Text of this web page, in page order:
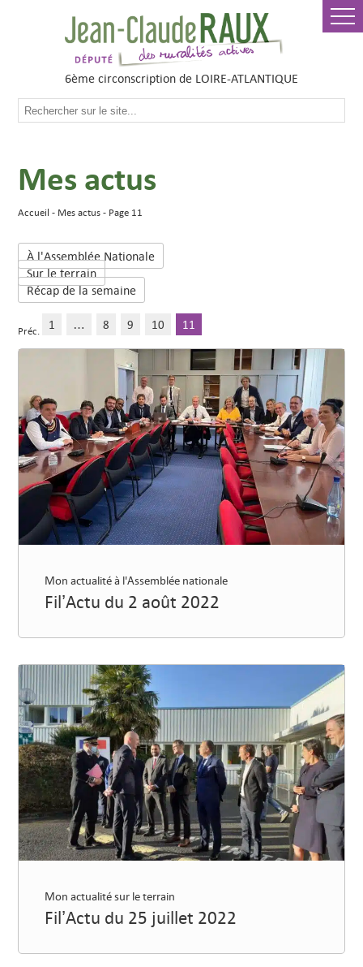
6ème circonscription de LOIRE-ATLANTIQUE
Mes actus
Accueil Mes actus Page 11
À l'Assemblée Nationale
Sur le terrain
Récap de la semaine
Préc. 1 … 8 9 10 11
Mon actualité à l'Assemblée nationale
Fil’Actu du 2 août 2022
Mon actualité sur le terrain
Fil’Actu du 25 juillet 2022